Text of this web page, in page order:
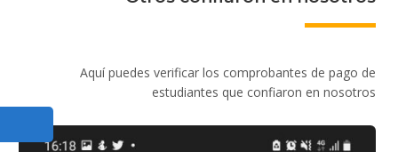
Aquí puedes verificar los comprobantes de pago de
estudiantes que confiaron en nosotros